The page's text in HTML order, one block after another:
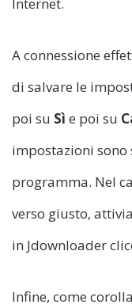
A connessione
di salvare le
poi su Sì e poi su
impostazioni sono
programma. Nel
verso giusto,
in Jdownloader
Infine, come